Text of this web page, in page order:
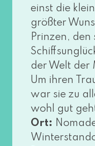
einst die
größ­ter
Prinzen, den
der Welt der
Um ihren
war sie zu
wohl gut
Ort: